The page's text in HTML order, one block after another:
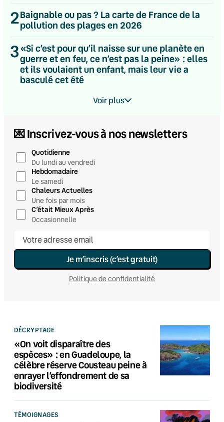
2Baignable ou pas ? La carte de France de la
pollution des plages en 2026
3«Si c’est pour qu’il naisse sur une planète en
guerre et en feu, ce n’est pas la peine» : elles
et ils voulaient un enfant, mais leur vie a
basculé cet été
Voir plus
💌 Inscrivez-vous à nos newsletters
Quotidienne
Du lundi au vendredi
Hebdomadaire
Le samedi
Chaleurs Actuelles
Une fois par mois
C’était Mieux Après
Occasionnelle
Je m’inscris (c’est gratuit)
Politique de confidentialité
DÉCRYPTAGE
«On voit disparaître des
espèces» : en Guadeloupe, la
célèbre réserve Cousteau peine à
enrayer l’effondrement de sa
biodiversité
TÉMOIGNAGES